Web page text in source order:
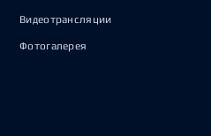
Видеотрансляции
Фотогалерея